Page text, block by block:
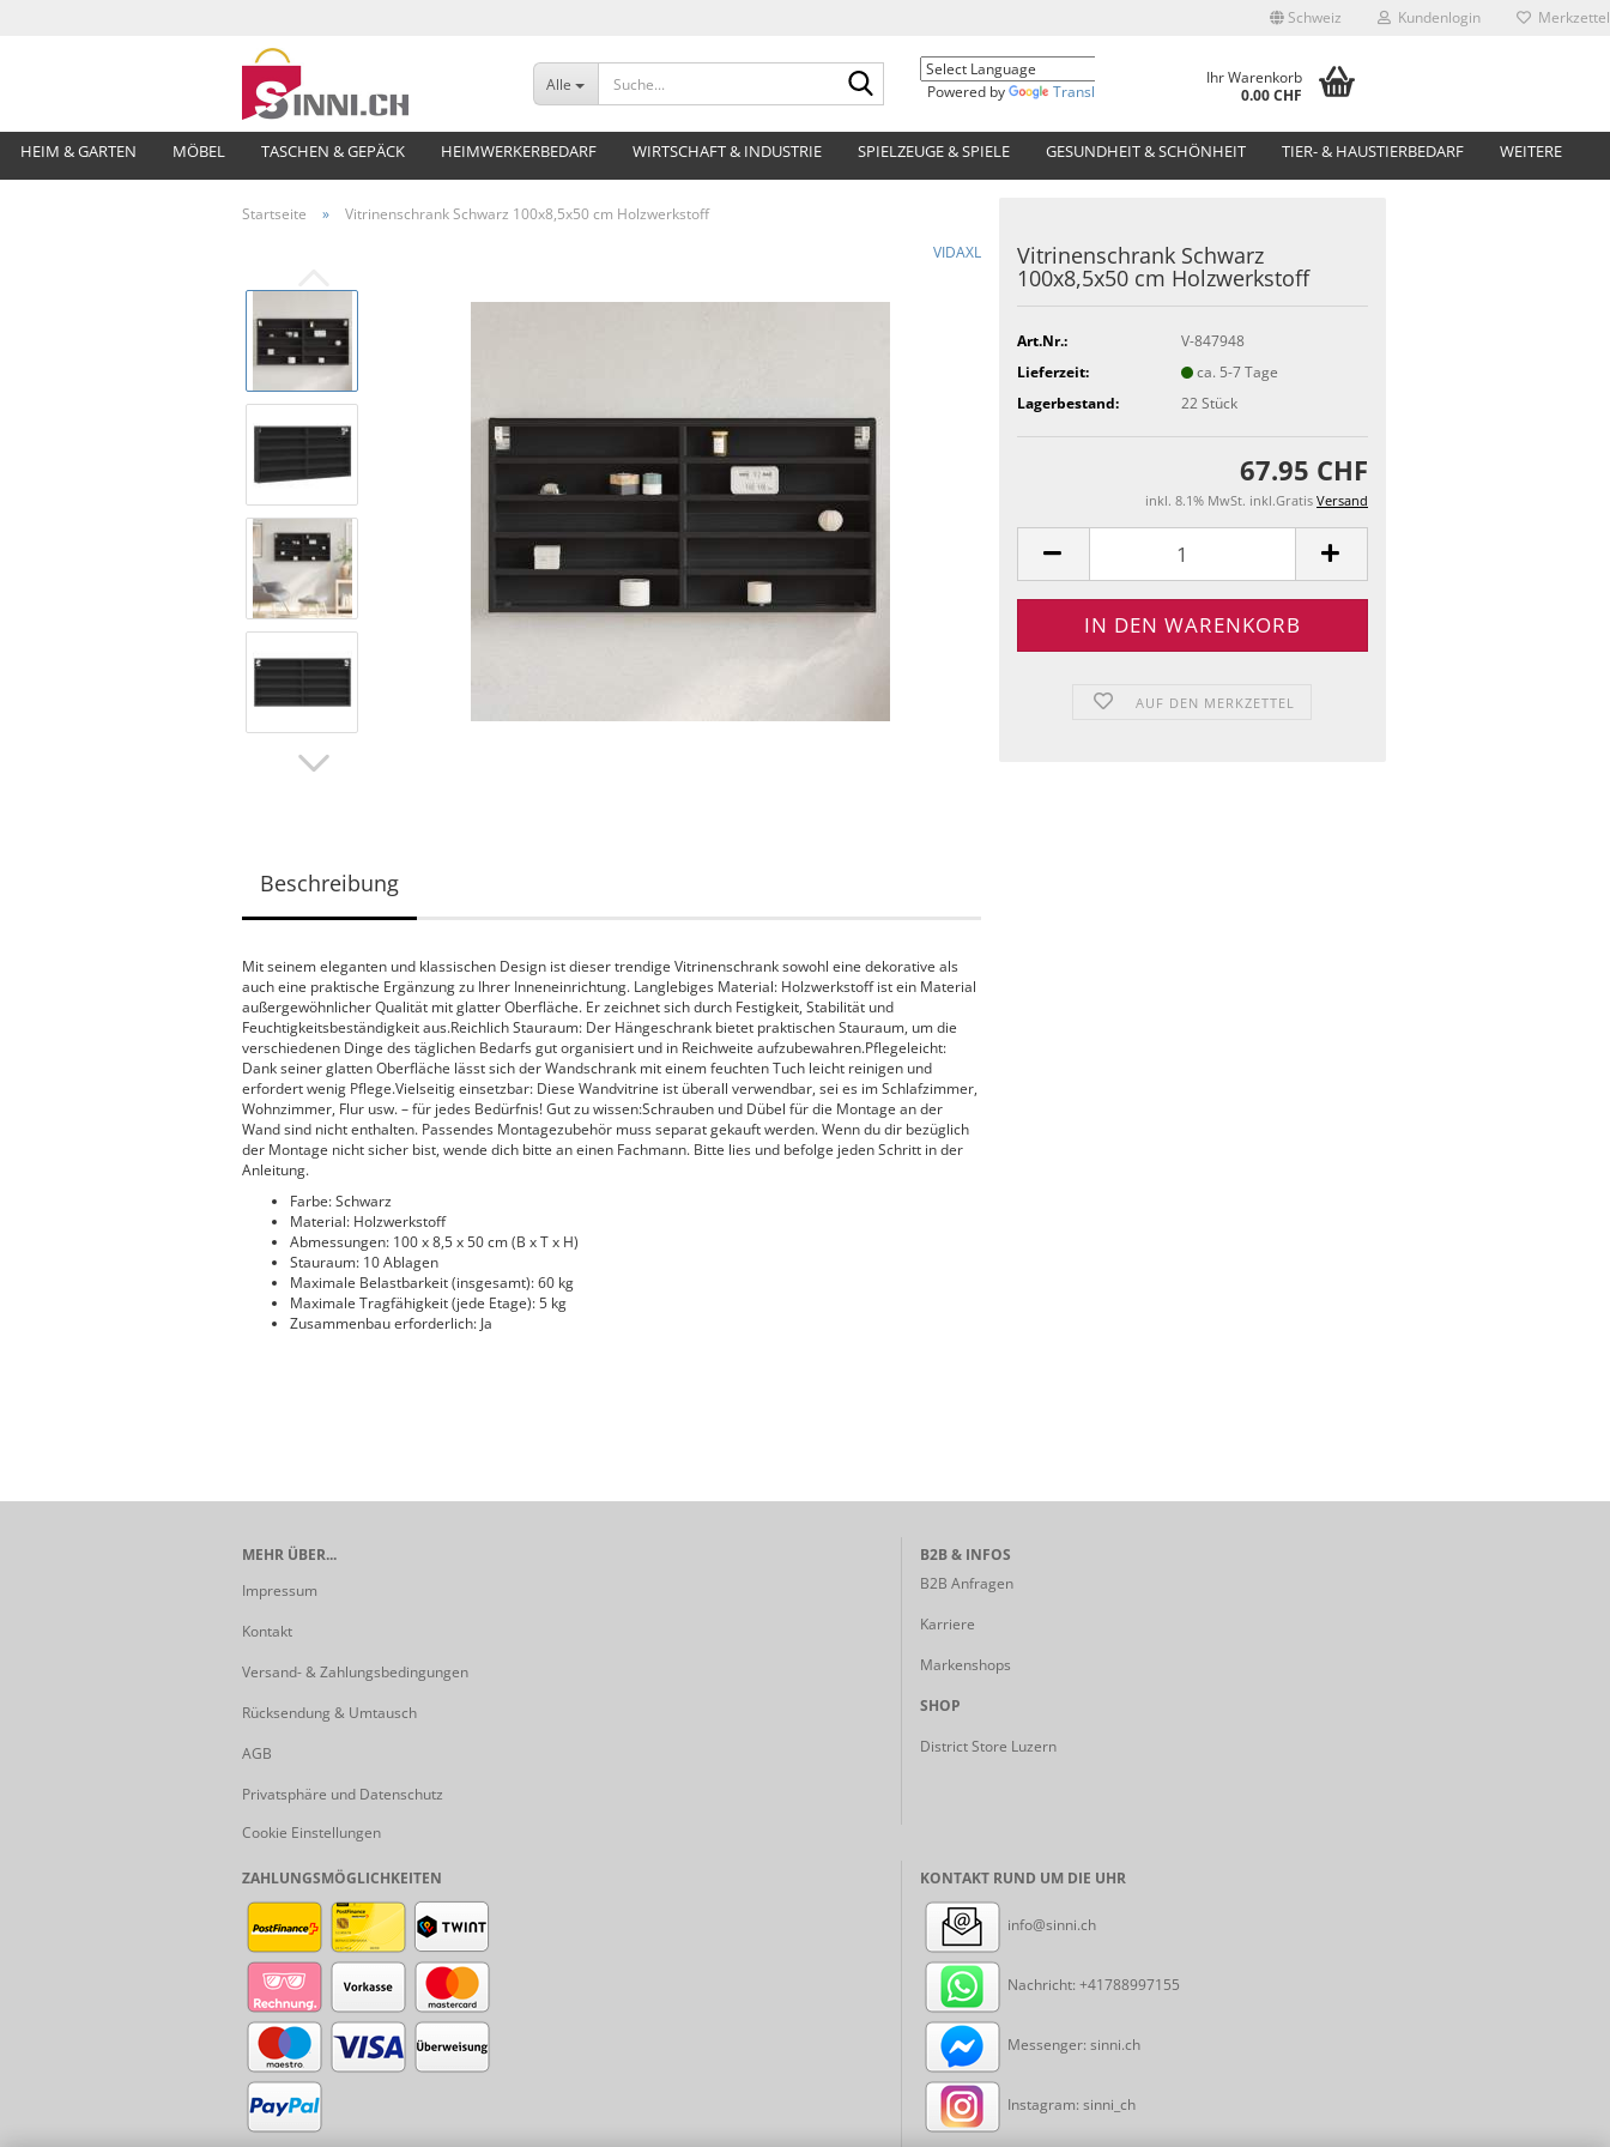
Schweiz Kundenlogin Merkzettel
Alle
Suche...
Powered by
Translate
Ihr Warenkorb
0.00 CHF
HEIM & GARTEN MÖBEL TASCHEN & GEPÄCK HEIMWERKERBEDARF WIRTSCHAFT & INDUSTRIE SPIELZEUGE & SPIELE GESUNDHEIT & SCHÖNHEIT TIER- & HAUSTIERBEDARF WEITERE
Startseite »
Vitrinenschrank Schwarz 100x8,5x50 cm Holzwerkstoff
VIDAXL
Vitrinenschrank Schwarz
100x8,5x50 cm Holzwerkstoff
Art.Nr.:
V-847948
Lieferzeit:
ca. 5-7 Tage
Lagerbestand:
22Stück
67.95 CHF
inkl. 8.1% MwSt. inkl.Gratis Versand
AUF DEN MERKZETTEL
Beschreibung
Mit seinem eleganten und klassischen Design ist dieser trendige Vitrinenschrank sowohl eine dekorative als
auch eine praktische Ergänzung zu Ihrer Inneneinrichtung. Langlebiges Material: Holzwerkstoff ist ein Material
außergewöhnlicher Qualität mit glatter Oberfläche. Er zeichnet sich durch Festigkeit, Stabilität und
Feuchtigkeitsbeständigkeit aus.Reichlich Stauraum: Der Hängeschrank bietet praktischen Stauraum, um die
verschiedenen Dinge des täglichen Bedarfs gut organisiert und in Reichweite aufzubewahren.Pflegeleicht:
Dank seiner glatten Oberfläche lässt sich der Wandschrank mit einem feuchten Tuch leicht reinigen und
erfordert wenig Pflege.Vielseitig einsetzbar: Diese Wandvitrine ist überall verwendbar, sei es im Schlafzimmer,
Wohnzimmer, Flur usw. – für jedes Bedürfnis! Gut zu wissen:Schrauben und Dübel für die Montage an der
Wand sind nicht enthalten. Passendes Montagezubehör muss separat gekauft werden. Wenn du dir bezüglich
der Montage nicht sicher bist, wende dich bitte an einen Fachmann. Bitte lies und befolge jeden Schritt in der
Anleitung.
Farbe: Schwarz
Material: Holzwerkstoff
Abmessungen: 100 x 8,5 x 50 cm (B x T x H)
Stauraum: 10 Ablagen
Maximale Belastbarkeit (insgesamt): 60 kg
Maximale Tragfähigkeit (jede Etage): 5 kg
Zusammenbau erforderlich: Ja
MEHR ÜBER...
Impressum
Kontakt
Versand- & Zahlungsbedingungen
Rücksendung & Umtausch
AGB
Privatsphäre und Datenschutz
Cookie Einstellungen
B2B & INFOS
B2B Anfragen
Karriere
Markenshops
SHOP
District Store Luzern
ZAHLUNGSMÖGLICHKEITEN KONTAKT RUND UM DIE UHR
info@sinni.ch
Nachricht: +41788997155
Messenger: sinni.ch
Instagram: sinni_ch